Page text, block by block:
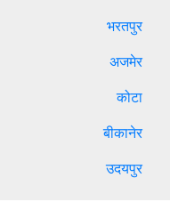
भरतपुर
अजमेर
कोटा
बीकानेर
उदयपुर